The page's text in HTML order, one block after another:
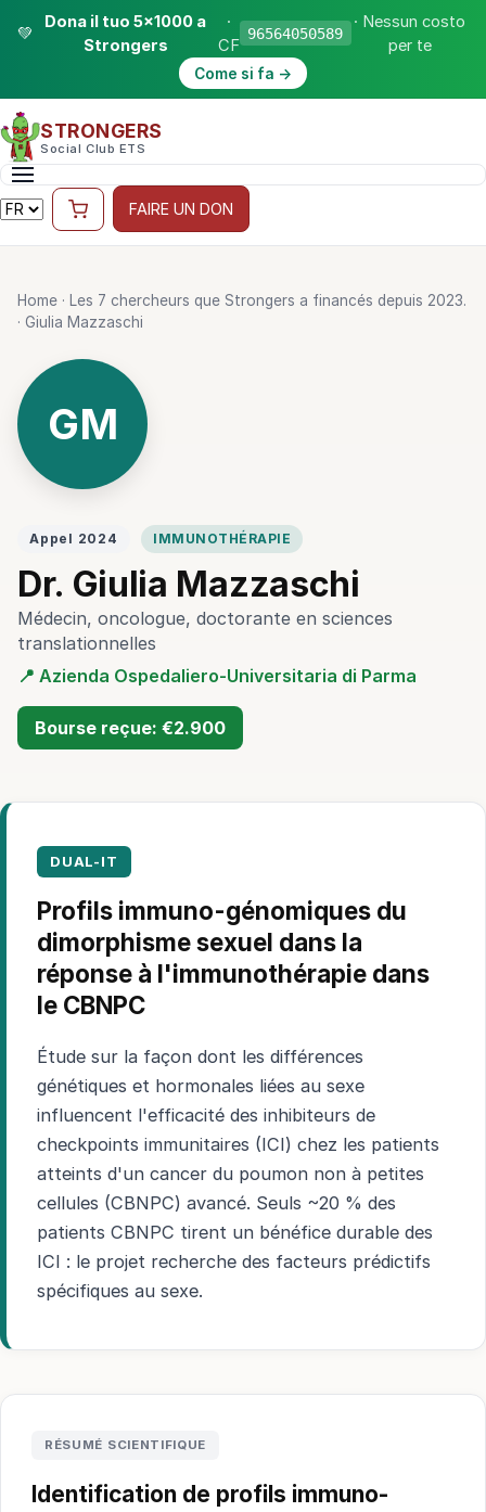
💚
Dona il tuo 5×1000 a
Strongers
·
CF
96564050589
· Nessun costo
per te
Come si fa →
STRONGERS
Social Club ETS
FAIRE UN DON
Home · Les 7 chercheurs que Strongers a financés depuis 2023.
· Giulia Mazzaschi
GM
Appel 2024 IMMUNOTHÉRAPIE
Dr. Giulia Mazzaschi
Médecin, oncologue, doctorante en sciences
translationnelles
📍 Azienda Ospedaliero-Universitaria di Parma
Bourse reçue: €2.900
DUAL-IT
Profils immuno-génomiques du
dimorphisme sexuel dans la
réponse à l'immunothérapie dans
le CBNPC
Étude sur la façon dont les différences
génétiques et hormonales liées au sexe
influencent l'efficacité des inhibiteurs de
checkpoints immunitaires (ICI) chez les patients
atteints d'un cancer du poumon non à petites
cellules (CBNPC) avancé. Seuls ~20 % des
patients CBNPC tirent un bénéfice durable des
ICI : le projet recherche des facteurs prédictifs
spécifiques au sexe.
RÉSUMÉ SCIENTIFIQUE
Identification de profils immuno-